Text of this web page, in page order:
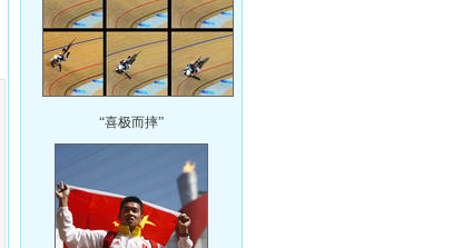
“喜极而摔”